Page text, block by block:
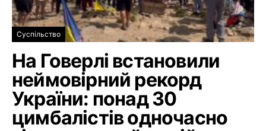
Суспільство
На Говерлі встановили
неймовірний рекорд
України: понад 30
цимбалістів одночасно